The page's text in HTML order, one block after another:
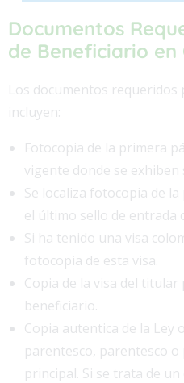
Documentos
de Beneficiario en
Los documentos requeridos
incluyen:
Fotocopia de la primera
vigente donde se
Se localiza fotocopia de
el último sello de entrada
Si ha tenido una visa
fotocopia de esta visa.
Copia de la visa del
beneficiario.
Copia autentica de la Ley
parentesco, parentesco
principal. Si se trata de